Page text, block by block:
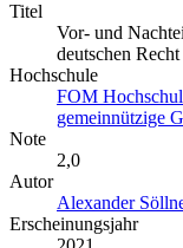
Titel
Vor- und
deutschen
Hochschule
FOM
gemeinnützige
Note
2,0
Autor
Alexander
Erscheinungsjahr